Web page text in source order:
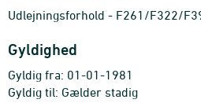
Udlejningsforhold - F261/F322/
Gyldighed
Gyldig fra: 01-01-1981
Gyldig til: Gælder stadig